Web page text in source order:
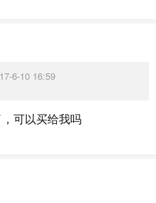
6-10 16:59
可以买给我吗